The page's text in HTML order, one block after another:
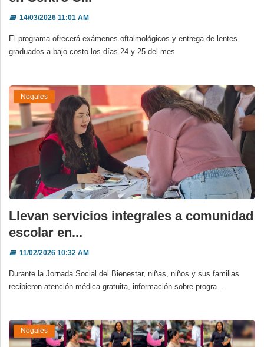
📅14/03/2026 11:01 AM
El programa ofrecerá exámenes oftalmológicos y entrega de lentes
graduados a bajo costo los días 24 y 25 del mes
Nogales
Llevan servicios integrales a comunidad
escolar en...
📅11/02/2026 10:32 AM
Durante la Jornada Social del Bienestar, niñas, niños y sus familias
recibieron atención médica gratuita, información sobre progra...
Nogales